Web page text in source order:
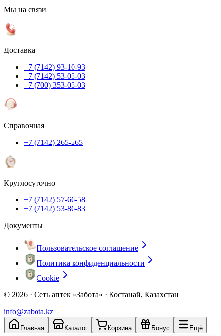
Мы на связи
Доставка
+7 (7142) 93-10-93
+7 (7142) 53-03-03
+7 (700) 353-03-03
Справочная
+7 (7142) 265-265
Круглосуточно
+7 (7142) 57-66-58
+7 (7142) 53-86-83
Документы
Пользовательское соглашение
Политика конфиденциальности
Cookie
© 2026 · Сеть аптек «Забота» · Костанай, Казахстан
info@zabota.kz
Главная Каталог Корзина Бонус Ещё